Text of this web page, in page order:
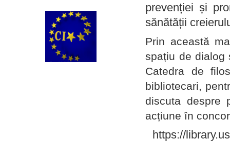
prevenției și
sănătății
Prin această
spațiu de dialog
Catedra de
bibliotecari,
discuta despre
acțiune în
https://